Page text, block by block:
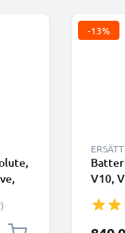
-13%
V10,